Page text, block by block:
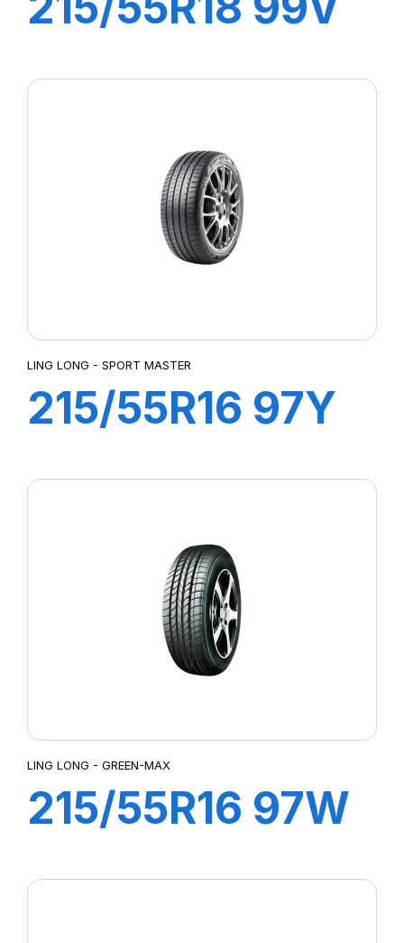
LING LONG - SPORT MASTER
215/55R16 97Y
LING LONG - GREEN-MAX
215/55R16 97W